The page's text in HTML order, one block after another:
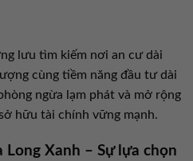
lưu tìm kiếm nơi an cư dài
cùng tiềm năng đầu tư dài
ngừa lạm phát và mở rộng
hữu tài chính vững mạnh.
Long Xanh – Sự lựa chọn